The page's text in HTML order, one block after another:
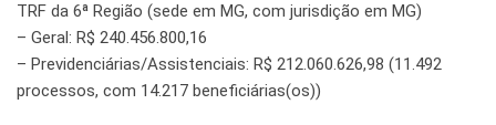
TRF da 6ª Região (sede em MG, com jurisdição em MG)
– Geral: R$ 240.456.800,16
– Previdenciárias/Assistenciais: R$ 212.060.626,98 (11.492
processos, com 14.217 beneficiárias(os))